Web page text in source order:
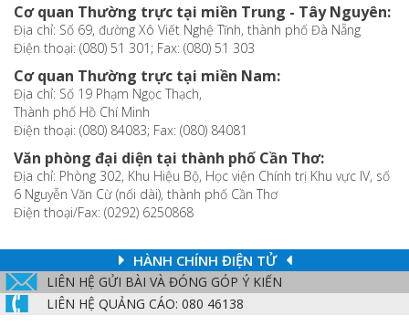
Cơ quan Thường trực tại miền Trung - Tây Nguyên:
Địa chỉ: Số 69, đường Xô Viết Nghệ Tĩnh, thành phố Đà Nẵng
Điện thoại: (080) 51 301; Fax: (080) 51 303
Cơ quan Thường trực tại miền Nam:
Địa chỉ: Số 19 Phạm Ngọc Thạch,
Thành phố Hồ Chí Minh
Điện thoại: (080) 84083; Fax: (080) 84081
Văn phòng đại diện tại thành phố Cần Thơ:
Địa chỉ: Phòng 302, Khu Hiệu Bộ, Học viện Chính trị Khu vực IV, số
6 Nguyễn Văn Cừ (nối dài), thành phố Cần Thơ
Điện thoại/Fax: (0292) 6250868
HÀNH CHÍNH ĐIỆN TỬ
LIÊN HỆ GỬI BÀI VÀ ĐÓNG GÓP Ý KIẾN
LIÊN HỆ QUẢNG CÁO: 080 46138